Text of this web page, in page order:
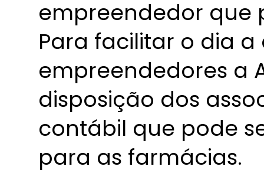
empreendedor que
Para facilitar o dia a
empreendedores a
disposição dos
contábil que pode
para as farmácias.